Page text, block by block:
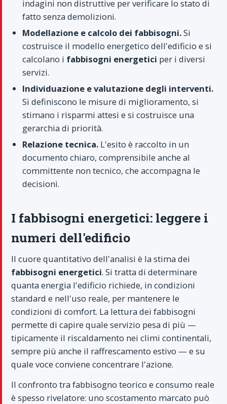
indagini non distruttive per verificare lo stato di
fatto senza demolizioni.
Modellazione e calcolo dei fabbisogni.Si
costruisce il modello energetico dell'edificio e si
calcolano i fabbisogni energetici per i diversi
servizi.
Individuazione e valutazione degli interventi.
Si definiscono le misure di miglioramento, si
stimano i risparmi attesi e si costruisce una
gerarchia di priorità.
Relazione tecnica. L'esito è raccolto in un
documento chiaro, comprensibile anche al
committente non tecnico, che accompagna le
decisioni.
I fabbisogni energetici: leggere i
numeri dell'edificio
Il cuore quantitativo dell'analisi è la stima dei
fabbisogni energetici. Si tratta di determinare
quanta energia l'edificio richiede, in condizioni
standard e nell'uso reale, per mantenere le
condizioni di comfort. La lettura dei fabbisogni
permette di capire quale servizio pesa di più —
tipicamente il riscaldamento nei climi continentali,
sempre più anche il raffrescamento estivo — e su
quale voce conviene concentrare l'azione.
Il confronto tra fabbisogno teorico e consumo reale
è spesso rivelatore: uno scostamento marcato può